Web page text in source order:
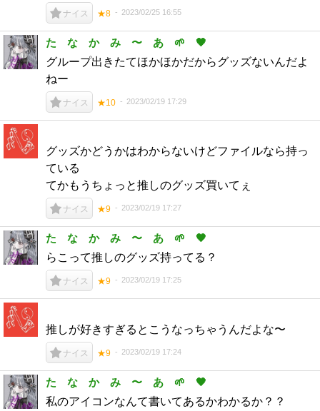
ナイス ★8 2023/02/25 16:55
た な か み 〜 あ 🌱 🖤
グループ出きたてほかほかだからグッズないんだよ
ねー
ナイス ★10 2023/02/19 17:29
グッズかどうかはわからないけどファイルなら持っ
ている
てかもうちょっと推しのグッズ買いてぇ
ナイス ★9 2023/02/19 17:27
た な か み 〜 あ 🌱 🖤
らこって推しのグッズ持ってる？
ナイス ★9 2023/02/19 17:25
推しが好きすぎるとこうなっちゃうんだよな〜
ナイス ★9 2023/02/19 17:24
た な か み 〜 あ 🌱 🖤
私のアイコンなんて書いてあるかわかるか？？